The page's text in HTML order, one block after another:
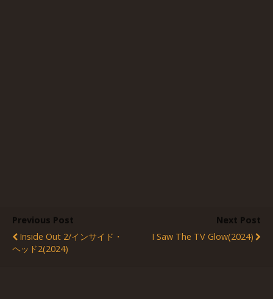
Previous Post
Inside Out 2/インサイド・
ヘッド2(2024)
Next Post
I Saw The TV Glow(2024)